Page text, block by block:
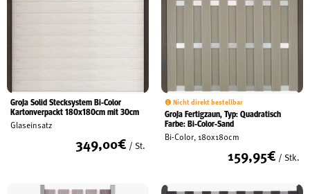
Wand
Schreinerei
GroJa Solid Stecksystem Bi-Color
Kartonverpackt 180x180cm mit 30cm
Glaseinsatz
349,00€ / St.
Nicht direkt bestellbar
GroJa Fertigzaun, Typ: Quadratisch
Farbe: Bi-Color-Sand
Bi-Color, 180x180cm
159,95€ / Stk.